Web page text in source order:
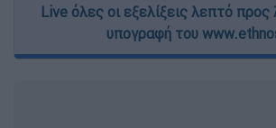
Live όλες οι εξελίξεις λεπτό
υπογραφή του